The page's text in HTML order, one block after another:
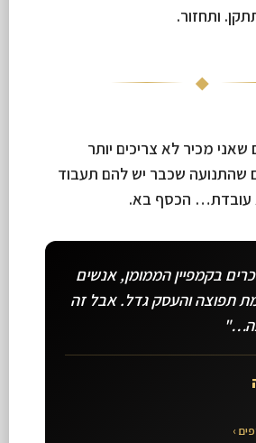
ותחזור.
◆
מכיר לא צריכים יותר
שהתנועה שכבר יש להם תעבוד
עובדת… הכסף בא.
בקמפיין הממומן, אנשים
תפוצה והעסק גדל. אבל זה
›